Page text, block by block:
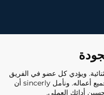
ويؤدي كل عضو في الفريق
واجباته بجديةٍ بالغةٍ ويتولى مسؤولية جميع أعماله. ونأمل sincerly أن
أدائك العملي.